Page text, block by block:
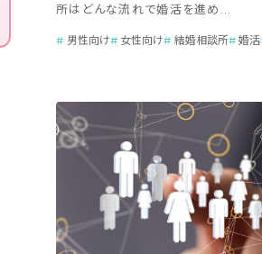
所はどんな流れで婚活を進め...
男性向け 女性向け 結婚相談所 婚活